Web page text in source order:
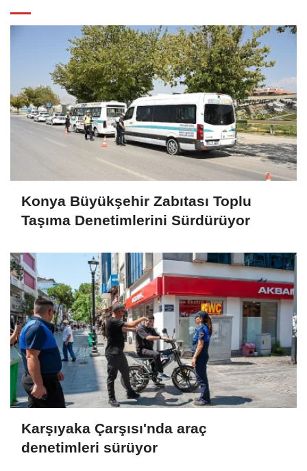
Konya Büyükşehir Zabıtası Toplu
Taşıma Denetimlerini Sürdürüyor
Karşıyaka Çarşısı'nda araç
denetimleri sürüyor